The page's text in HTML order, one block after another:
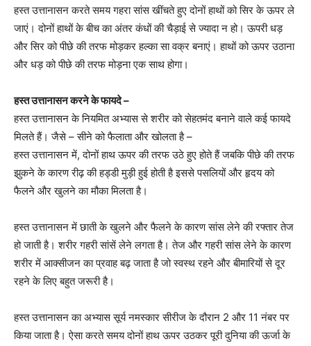
हस्त उत्तानासन करते समय गहरा सांस खींचते हुए दोनों हाथों को सिर के ऊपर ले
जाएं। दोनों हाथों के बीच का अंतर कंधों की चैड़ाई से ज्यादा न हो। ऊपरी धड़
और सिर को पीछे की तरफ मोड़कर हल्का सा वक्र बनाएं। हाथों को ऊपर उठाना
और धड़ को पीछे की तरफ मोड़ना एक साथ होगा।
हस्त उत्तानासन करने के फायदे –
हस्त उत्तानासन के नियमित अभ्यास से शरीर को सेहतमंद बनाने वाले कई फायदे
मिलते हैं। जैसे – सीने को फैलाता और खोलता है –
हस्त उत्तानासन में, दोनों हाथ ऊपर की तरफ उठे हुए होते हैं जबकि पीछे की तरफ
झुकने के कारण रीढ़ की हड्डी मुड़ी हुई होती है इससे पसलियों और हृदय को
फैलने और खुलने का मौका मिलता है।
हस्त उत्तानासन में छाती के खुलने और फैलने के कारण सांस लेने की रफ्तार तेज
हो जाती है। शरीर गहरी सांसें लेने लगता है। तेज और गहरी सांस लेने के कारण
शरीर में आक्सीजन का प्रवाह बढ़ जाता है जो स्वस्थ रहने और बीमारियों से दूर
रहने के लिए बहुत जरूरी है।
हस्त उत्तानासन का अभ्यास सूर्य नमस्कार सीरीज के दौरान 2 और 11 नंबर पर
किया जाता है। ऐसा करते समय दोनों हाथ ऊपर उठकर पूरी दुनिया की ऊर्जा के